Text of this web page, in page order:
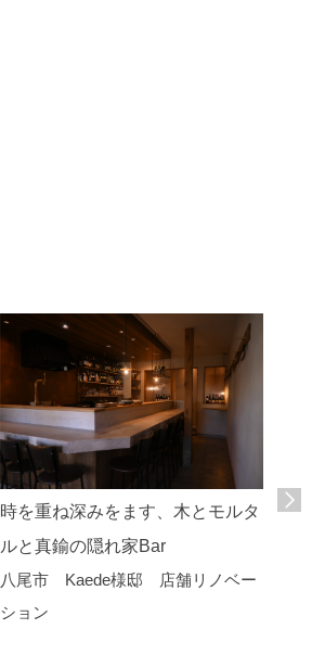
時を重ね深みをます、木とモルタ
ルと真鍮の隠れ家Bar
八尾市 Kaede様邸 店舗リノベー
ション
リ